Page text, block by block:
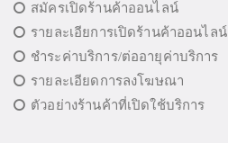
สมัครเปิดร้านค้าออนไลน์
รายละเอียการเปิดร้านค้าออนไลน์
ชำระค่าบริการ/ต่ออายุค่าบริการ
รายละเอียดการลงโฆษณา
ตัวอย่างร้านค้าที่เปิดใช้บริการ